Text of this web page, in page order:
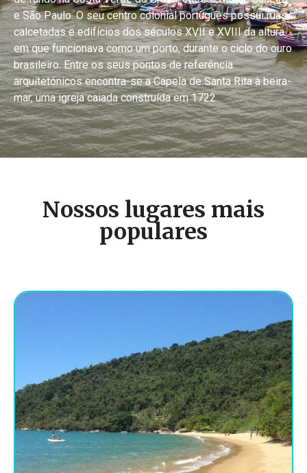
e São Paulo. O seu centro colonial português possui ruas
calcetadas e edifícios dos séculos XVII e XVIII da altura
em que funcionava como um porto, durante o ciclo do ouro
brasileiro. Entre os seus pontos de referência
arquitetónicos encontra-se a Capela de Santa Rita à beira-
mar, uma igreja caiada construída em 1722
Nossos lugares mais
populares